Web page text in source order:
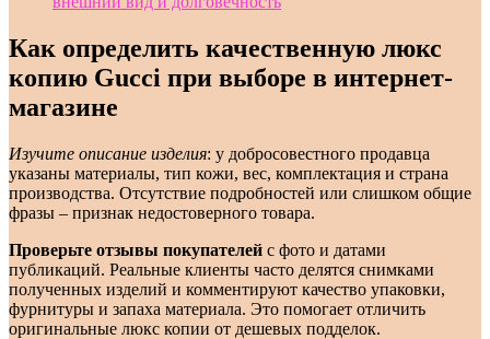
Как определить качественную люкс
копию Gucci при выборе в интернет-
магазине
Изучите описание изделия: у добросовестного продавца
указаны материалы, тип кожи, вес, комплектация и страна
производства. Отсутствие подробностей или слишком общие
фразы – признак недостоверного товара.
Проверьте отзывы покупателей с фото и датами
публикаций. Реальные клиенты часто делятся снимками
полученных изделий и комментируют качество упаковки,
фурнитуры и запаха материала. Это помогает отличить
оригинальные люкс копии от дешевых подделок.